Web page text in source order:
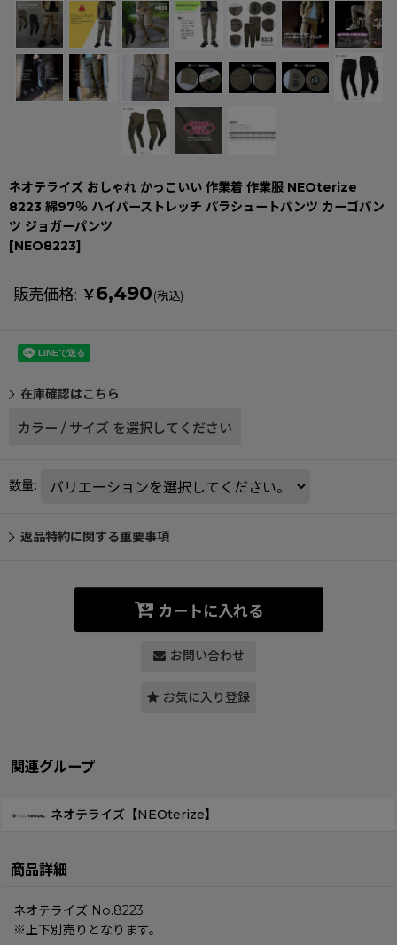
ネオテライズ おしゃれ かっこいい 作業着 作業服 NEOterize
8223 綿97％ ハイパーストレッチ パラシュートパンツ カーゴパン
ツ ジョガーパンツ
[NEO8223]
販売価格: ￥6,490(税込)
在庫確認はこちら
カラー / サイズ を選択してください
数量:
返品特約に関する重要事項
カートに入れる
お問い合わせ
お気に入り登録
関連グループ
ネオテライズ【NEOterize】
商品詳細
ネオテライズ No.8223
※上下別売りとなります。